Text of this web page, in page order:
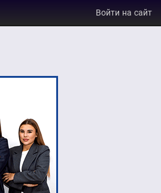
Войти на сайт